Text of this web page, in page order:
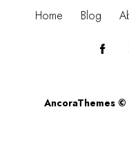
Home Blog
AncoraThemes©